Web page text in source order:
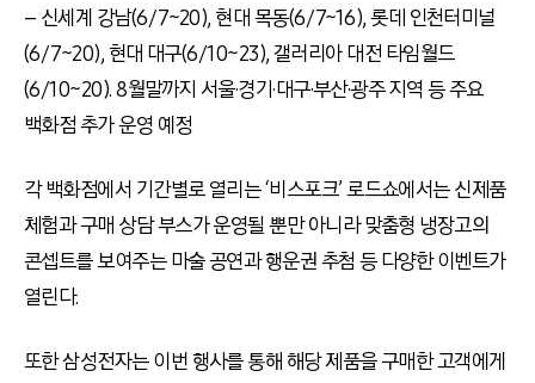
– 신세계 강남(6/7~20), 현대 목동(6/7~16), 롯데 인천터미널
(6/7~20), 현대 대구(6/10~23), 갤러리아 대전 타임월드
(6/10~20). 8월말까지 서울·경기·대구·부산·광주 지역 등 주요
백화점 추가 운영 예정
각 백화점에서 기간별로 열리는 ‘비스포크’ 로드쇼에서는 신제품
체험과 구매 상담 부스가 운영될 뿐만 아니라 맞춤형 냉장고의
콘셉트를 보여주는 마술 공연과 행운권 추첨 등 다양한 이벤트가
열린다.
또한 삼성전자는 이번 행사를 통해 해당 제품을 구매한 고객에게